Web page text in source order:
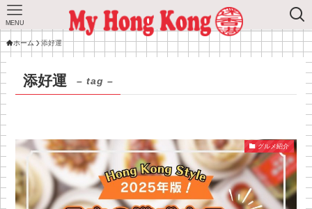
MENU
ホーム 添好運
添好運 – tag –
グルメ紹介